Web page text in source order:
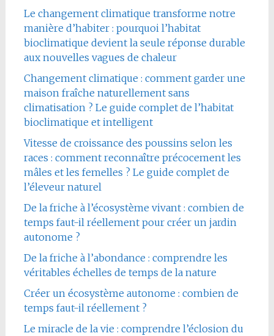
Le changement climatique transforme notre
manière d’habiter : pourquoi l’habitat
bioclimatique devient la seule réponse durable
aux nouvelles vagues de chaleur
Changement climatique : comment garder une
maison fraîche naturellement sans
climatisation ? Le guide complet de l’habitat
bioclimatique et intelligent
Vitesse de croissance des poussins selon les
races : comment reconnaître précocement les
mâles et les femelles ? Le guide complet de
l’éleveur naturel
De la friche à l’écosystème vivant : combien de
temps faut-il réellement pour créer un jardin
autonome ?
De la friche à l’abondance : comprendre les
véritables échelles de temps de la nature
Créer un écosystème autonome : combien de
temps faut-il réellement ?
Le miracle de la vie : comprendre l’éclosion du